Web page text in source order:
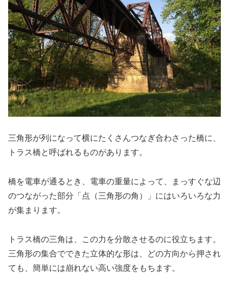
三角形が列になって横にたくさんつなぎ合わさった橋に、
トラス橋と呼ばれるものがあります。
橋を電車が通るとき、電車の重量によって、まっすぐな辺
のつながった部分「点（三角形の角）」にはいろいろな力
が集まります。
トラス橋の三角は、この力を分散させるのに役立ちます。
三角形の集合でできた立体的な形は、どの方向から押され
ても、簡単には崩れない高い強度をもちます。